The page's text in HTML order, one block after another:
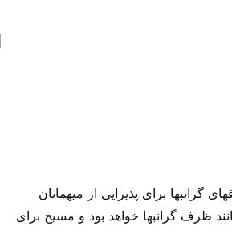
برای پذیرایی از میهمانان